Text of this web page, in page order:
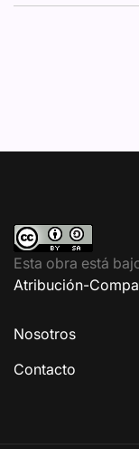
Esta obra está
Atribución-
Nosotros
Contacto